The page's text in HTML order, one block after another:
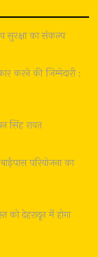
व सुरक्षा का संकल्प
करने की जिम्मेदारी :
सिंह रावत
परियोजना का
देहरादून में होगा